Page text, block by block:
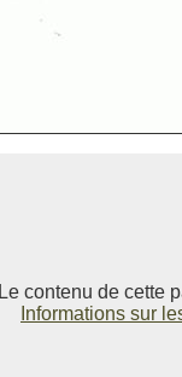
Le contenu de cette
Informations sur